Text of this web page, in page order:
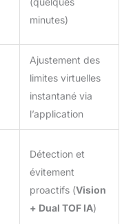
minutes)
Ajustement des
limites virtuelles
instantané via
l’application
Détection et
évitement
proactifs (Vision
+ Dual TOF IA)